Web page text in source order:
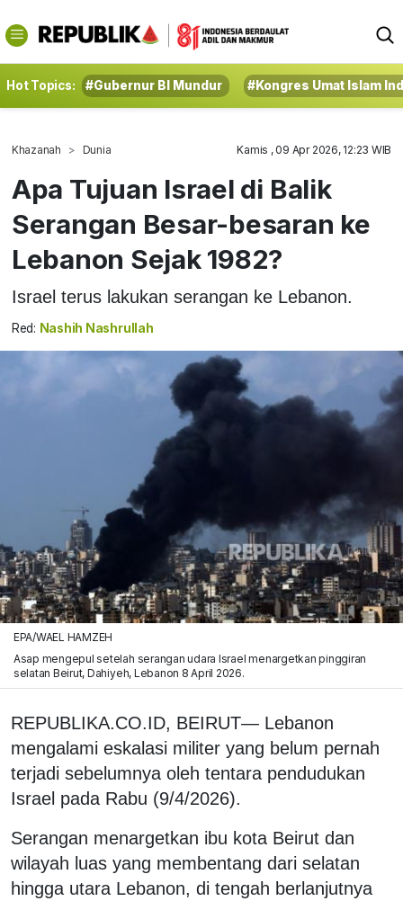
Hot Topics: #Gubernur BI Mundur #Kongres Umat Islam
Khazanah Dunia Kamis , 09 Apr 2026, 12:23 WIB
Apa Tujuan Israel di Balik
Serangan Besar-besaran ke
Lebanon Sejak 1982?
Israel terus lakukan serangan ke Lebanon.
Red: Nashih Nashrullah
EPA/WAEL HAMZEH
Asap mengepul setelah serangan udara Israel menargetkan pinggiran
selatan Beirut, Dahiyeh, Lebanon 8 April 2026.
REPUBLIKA.CO.ID, BEIRUT— Lebanon
mengalami eskalasi militer yang belum pernah
terjadi sebelumnya oleh tentara pendudukan
Israel pada Rabu (9/4/2026).
Serangan menargetkan ibu kota Beirut dan
wilayah luas yang membentang dari selatan
hingga utara Lebanon, di tengah berlanjutnya